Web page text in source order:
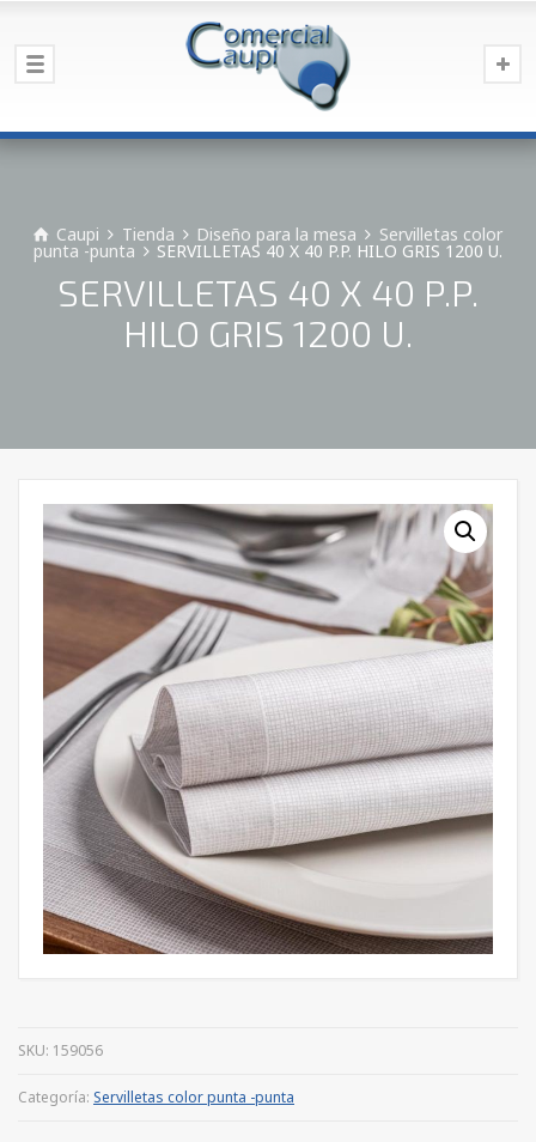
Caupi Tienda Diseño para la mesa Servilletas color
punta -punta SERVILLETAS 40 X 40 P.P. HILO GRIS 1200 U.
SERVILLETAS 40 X 40 P.P.
HILO GRIS 1200 U.
SKU: 159056
Categoría: Servilletas color punta -punta